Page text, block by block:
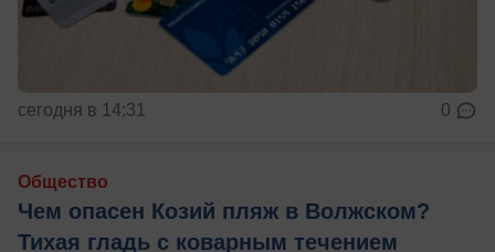
сегодня в 14:31 0
Общество
Чем опасен Козий пляж в Волжском?
Тихая гладь с коварным течением